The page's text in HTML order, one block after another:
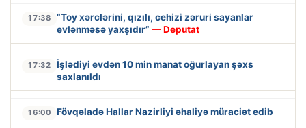
17:38
“Toy xərclərini, qızılı, cehizi zəruri sayanlar
evlənməsə yaxşıdır” — Deputat
17:32
İşlədiyi evdən 10 min manat oğurlayan şəxs
saxlanıldı
16:00 Fövqəladə Hallar Nazirliyi əhaliyə müraciət edib